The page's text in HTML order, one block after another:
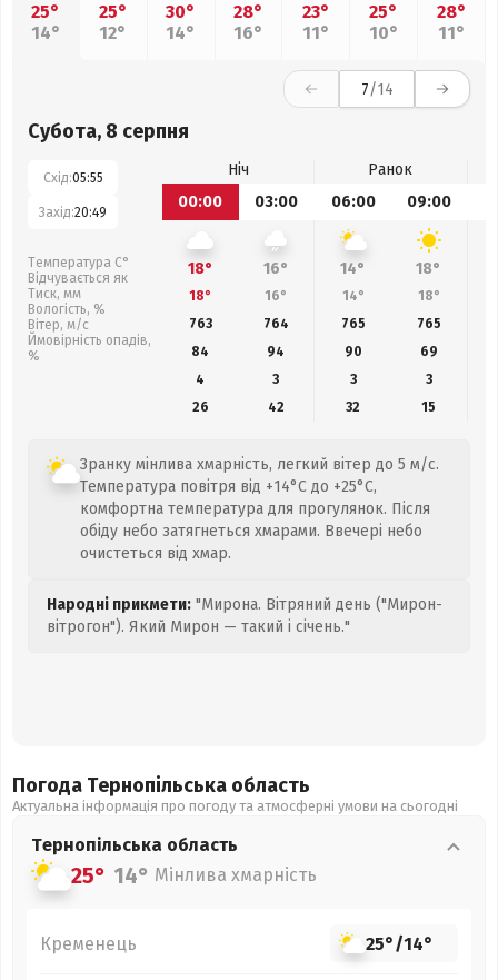
25°
14°
25°
12°
30°
14°
28°
16°
23°
11°
25°
10°
28°
11°
7/14
Субота, 8 серпня
Схід:05:55
Захід:20:49
Температура С°
Відчувається як
Тиск, мм
Вологість, %
Вітер, м/с
Ймовірність опадів,
%
Ніч
Ранок
00:00
03:00 06:00 09:00
18° 16° 14° 18°
18° 16° 14° 18°
763
764 765 765
84
94 90 69
4
3 3
3
26
42 32 15
Зранку мінлива хмарність, легкий вітер до 5 м/с.
Температура повітря від +14°C до +25°C,
комфортна температура для прогулянок. Після
обіду небо затягнеться хмарами. Ввечері небо
очистеться від хмар.
Народні прикмети: "Мирона. Вітряний день ("Мирон-
вітрогон"). Який Мирон — такий і січень."
Погода Тернопільська область
Актуальна інформація про погоду та атмосферні умови на сьогодні
Тернопільська область
25° 14° Мінлива хмарність
Кременець 25°/14°